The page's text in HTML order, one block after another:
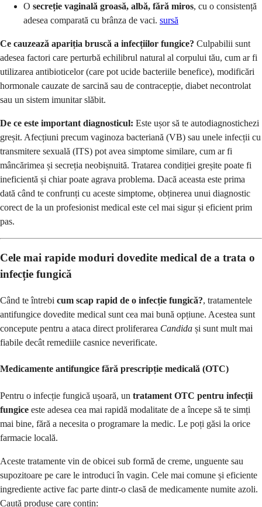
O secreție vaginală groasă, albă, fără miros, cu o consistență
adesea comparată cu brânza de vaci. sursă
Ce cauzează apariția bruscă a infecțiilor fungice? Culpabilii sunt
adesea factori care perturbă echilibrul natural al corpului tău, cum ar fi
utilizarea antibioticelor (care pot ucide bacteriile benefice), modificări
hormonale cauzate de sarcină sau de contracepție, diabet necontrolat
sau un sistem imunitar slăbit.
De ce este important diagnosticul: Este ușor să te autodiagnostichezi
greșit. Afecțiuni precum vaginoza bacteriană (VB) sau unele infecții cu
transmitere sexuală (ITS) pot avea simptome similare, cum ar fi
mâncărimea și secreția neobișnuită. Tratarea condiției greșite poate fi
ineficientă și chiar poate agrava problema. Dacă aceasta este prima
dată când te confrunți cu aceste simptome, obținerea unui diagnostic
corect de la un profesionist medical este cel mai sigur și eficient prim
pas.
Cele mai rapide moduri dovedite medical de a trata o
infecție fungică
Când te întrebi cum scap rapid de o infecție fungică?, tratamentele
antifungice dovedite medical sunt cea mai bună opțiune. Acestea sunt
concepute pentru a ataca direct proliferarea Candida și sunt mult mai
fiabile decât remediile casnice neverificate.
Medicamente antifungice fără prescripție medicală (OTC)
Pentru o infecție fungică ușoară, un tratament OTC pentru infecții
fungice este adesea cea mai rapidă modalitate de a începe să te simți
mai bine, fără a necesita o programare la medic. Le poți găsi la orice
farmacie locală.
Aceste tratamente vin de obicei sub formă de creme, unguente sau
supozitoare pe care le introduci în vagin. Cele mai comune și eficiente
ingrediente active fac parte dintr-o clasă de medicamente numite azoli.
Caută produse care conțin: